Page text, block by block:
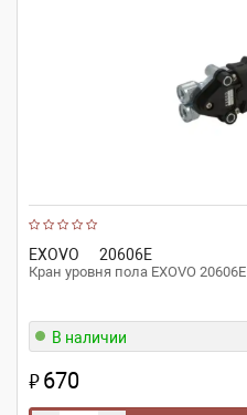
EXOVO 20606E
Кран уровня пола EXOVO 20606E
В наличии
₽670